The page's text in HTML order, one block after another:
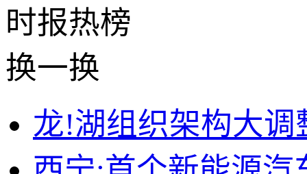
时报热榜
换一换
龙!湖组织架构大调